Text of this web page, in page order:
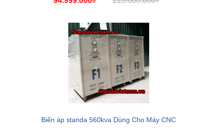
Biến áp standa 560kva Dùng Cho Máy CNC